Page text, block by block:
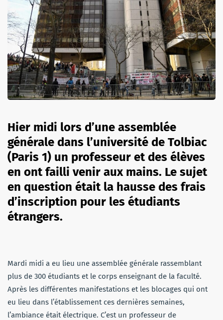
Hier midi lors d’une assemblée
générale dans l’université de Tolbiac
(Paris 1) un professeur et des élèves
en ont failli venir aux mains. Le sujet
en question était la hausse des frais
d’inscription pour les étudiants
étrangers.
Mardi midi a eu lieu une assemblée générale rassemblant
plus de 300 étudiants et le corps enseignant de la faculté.
Après les différentes manifestations et les blocages qui ont
eu lieu dans l’établissement ces dernières semaines,
l’ambiance était électrique. C’est un professeur de